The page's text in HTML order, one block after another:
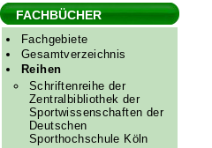
FACHBÜCHER
Fachgebiete
Gesamtverzeichnis
Reihen
Schriftenreihe der
Zentralbibliothek der
Sportwissenschaften der
Deutschen
Sporthochschule Köln